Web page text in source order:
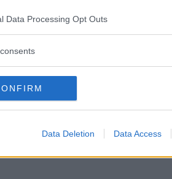
Data Processing Opt Outs
Data Deletion Data Access